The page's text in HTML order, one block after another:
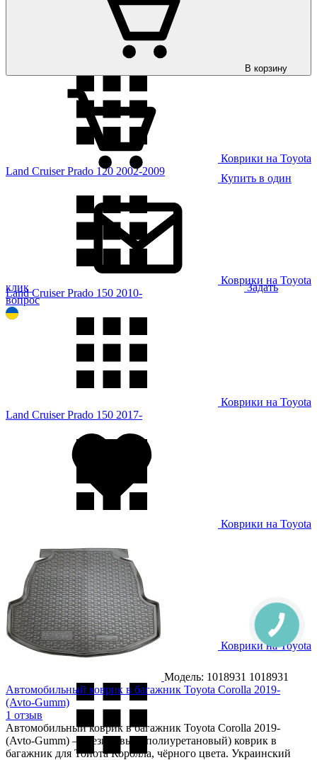
Коврики на Toyota
Land Cruiser Prado 120 2002-2009
Коврики на Toyota
Land Cruiser Prado 150 2010-
Коврики на Toyota
Land Cruiser Prado 150 2017-
Коврики на Toyota
Коврики на Toyota
Previa 2000-2006
В корзину
Купить в один
клик
Задать
вопрос
Модель: 1018931 1018931
Автомобильный коврик в багажник Toyota Corolla 2019-
(Avto-Gumm)
1 отзыв
Автомобильный коврик в багажник Toyota Corolla 2019-
(Avto-Gumm) — резиновый (полиуретановый) коврик в
багажник для Тойота Королла, чёрного цвета. Украинский